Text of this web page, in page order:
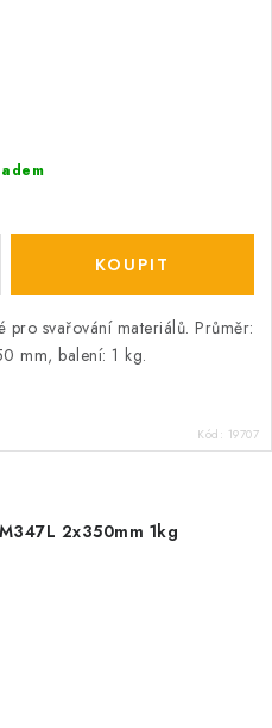
pro svařování materiálů. Průměr:
mm, balení: 1 kg.
Kód: 19707
2x350mm 1kg